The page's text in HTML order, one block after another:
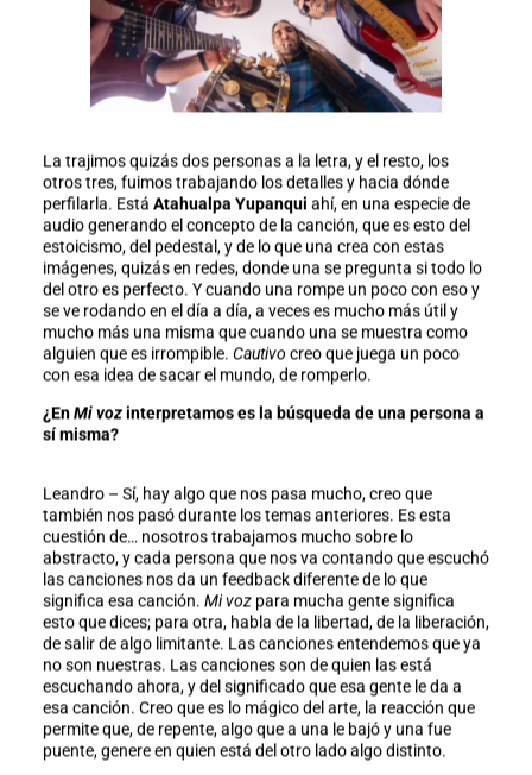
La trajimos quizás dos personas a la letra, y el resto, los
otros tres, fuimos trabajando los detalles y hacia dónde
perfilarla. Está Atahualpa Yupanqui ahí, en una especie de
audio generando el concepto de la canción, que es esto del
estoicismo, del pedestal, y de lo que una crea con estas
imágenes, quizás en redes, donde una se pregunta si todo lo
del otro es perfecto. Y cuando una rompe un poco con eso y
se ve rodando en el día a día, a veces es mucho más útil y
mucho más una misma que cuando una se muestra como
alguien que es irrompible. Cautivo creo que juega un poco
con esa idea de sacar el mundo, de romperlo.
¿EnMi vozinterpretamos es la búsqueda de una persona a
sí misma?
Leandro – Sí, hay algo que nos pasa mucho, creo que
también nos pasó durante los temas anteriores. Es esta
cuestión de… nosotros trabajamos mucho sobre lo
abstracto, y cada persona que nos va contando que escuchó
las canciones nos da un feedback diferente de lo que
significa esa canción. Mi voz para mucha gente significa
esto que dices; para otra, habla de la libertad, de la liberación,
de salir de algo limitante. Las canciones entendemos que ya
no son nuestras. Las canciones son de quien las está
escuchando ahora, y del significado que esa gente le da a
esa canción. Creo que es lo mágico del arte, la reacción que
permite que, de repente, algo que a una le bajó y una fue
puente, genere en quien está del otro lado algo distinto.